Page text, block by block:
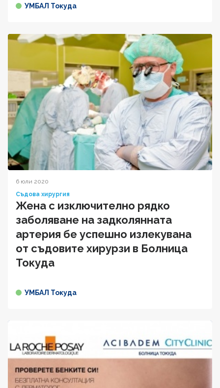
УМБАЛ Токуда
6 юли 2020
Съдова хирургия
Жена с изключително рядко
заболяване на задколянната
артерия бе успешно излекувана
от съдовите хирурзи в Болница
Токуда
УМБАЛ Токуда